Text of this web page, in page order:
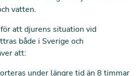
vatten.
att djurens situation vid
både i Sverige och
att:
under längre tid än 8 timmar